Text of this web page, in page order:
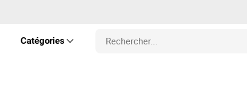
Catégories